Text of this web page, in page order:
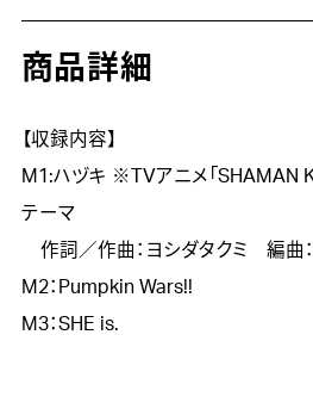
商品詳細
【収録内容】
M1:ハヅキ ※TVアニメ「SHAMAN
テーマ
作詞／作曲：ヨシダタクミ　編曲
M2：Pumpkin Wars!!
M3：SHE is.